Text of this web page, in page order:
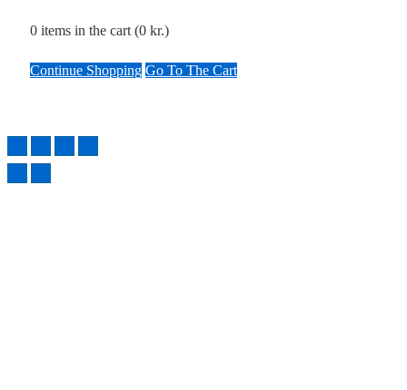
0 items in the cart (0 kr.)
Continue Shopping Go To The Cart